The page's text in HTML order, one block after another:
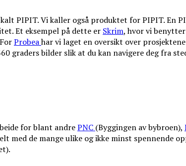
PIPIT. Vi kaller også produktet for PIPIT. En
Et eksempel på dette er Skrim, hvor vi
Probeahar vi laget en oversikt over
graders bilder slik at du kan navigere deg fra
for blant andrePNC (Byggingen av bybroen),
med de mange ulike og ikke minst spennende